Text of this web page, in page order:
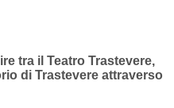
tra il Teatro Trastevere,
di Trastevere attraverso